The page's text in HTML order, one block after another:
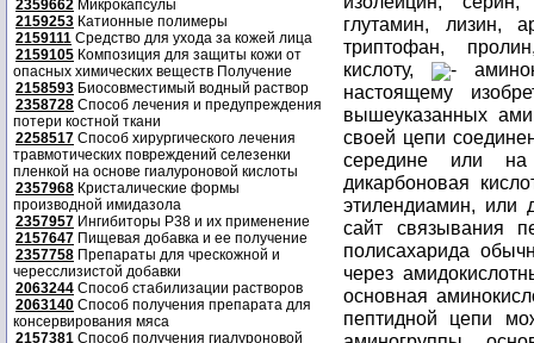
2359662 Микрокапсулы
2159253 Катионные полимеры
2159111 Средство для ухода за кожей лица
2159105 Композиция для защиты кожи от
опасных химических веществ Получение
2158593 Биосовместимый водный раствор
2358728 Способ лечения и предупреждения
потери костной ткани
2258517 Способ хирургического лечения
травмотических повреждений селезенки
пленкой на основе гиалуроновой кислоты
2357968 Кристалические формы
производной имидазола
2357957 Ингибиторы P38 и их применение
2157647 Пищевая добавка и ее получение
2357758 Препараты для чрескожной и
чересслизистой добавки
2063244 Способ стабилизации растворов
2063140 Способ получения препарата для
консервирования мяса
2157381 Способ получения гиалуроновой
глутамин, лизин,
триптофан,
кислоту,
-
настоящему
вышеуказанных
своей цепи
середине или
дикарбоновая
этилендиамин, или
сайт связывания
полисахарида
через
основная
пептидной цепи